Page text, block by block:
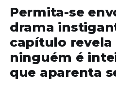
Permita-se
drama
capítulo revela
ninguém é
que aparenta